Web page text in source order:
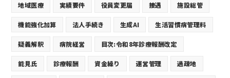
地域医療 実績要件 役員変更届 接遇 施設総管
機能強化加算 法人手続き 生成AI 生活習慣病管理料
疑義解釈 病院経営 目次:令和8年診療報酬改定
能見氏 診療報酬 資金繰り 運営管理 過疎地